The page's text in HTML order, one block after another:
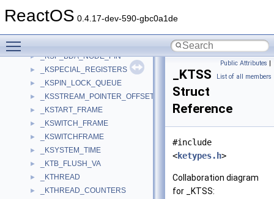
ReactOS 0.4.17-dev-590-gbc0a1de
► _KSM_BDA_PIN_PAIR
► _KSP_BDA_NODE_PIN
► _KSPECIAL_REGISTERS
► _KSPIN_LOCK_QUEUE
► _KSSTREAM_POINTER_OFFSET
► _KSTART_FRAME
► _KSWITCH_FRAME
► _KSWITCHFRAME
► _KSYSTEM_TIME
► _KTB_FLUSH_VA
► _KTHREAD
► _KTHREAD_COUNTERS
Public Attributes |
List of all members
_KTSS
Struct
Reference
#include
<ketypes.h>
Collaboration diagram
for _KTSS: